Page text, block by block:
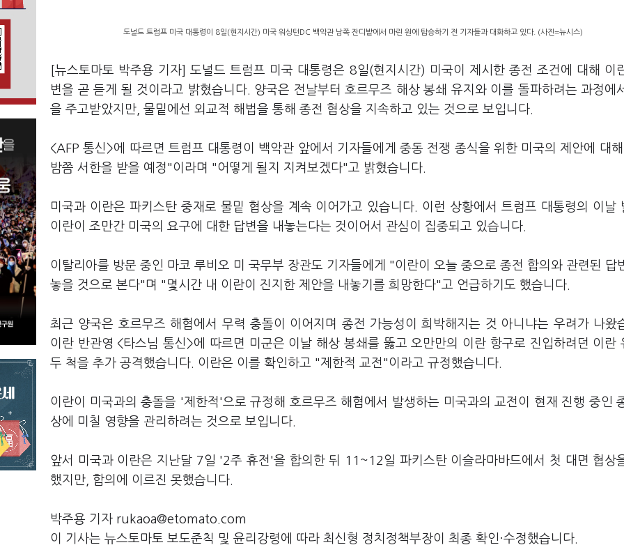
도널드 트럼프 미국 대통령이 8일(현지시간) 미국 워싱턴DC 백악관 남쪽 잔디밭에서 마린 원에 탑승하기 전 기자들과 대화하고 있다. (사진=뉴시스)
[뉴스토마토 박주용 기자] 도널드 트럼프 미국 대통령은 8일(현지시간) 미국이 제시한 종전 조건에 대해 이
변을 곧 듣게 될 것이라고 밝혔습니다. 양국은 전날부터 호르무즈 해상 봉쇄 유지와 이를 돌파하려는 과정에
을 주고받았지만, 물밑에선 외교적 해법을 통해 종전 협상을 지속하고 있는 것으로 보입니다.
<AFP 통신>에 따르면 트럼프 대통령이 백악관 앞에서 기자들에게 중동 전쟁 종식을 위한 미국의 제안에 대
밤쯤 서한을 받을 예정"이라며 "어떻게 될지 지켜보겠다"고 밝혔습니다.
미국과 이란은 파키스탄 중재로 물밑 협상을 계속 이어가고 있습니다. 이런 상황에서 트럼프 대통령의 이날
이란이 조만간 미국의 요구에 대한 답변을 내놓는다는 것이어서 관심이 집중되고 있습니다.
이탈리아를 방문 중인 마코 루비오 미 국무부 장관도 기자들에게 "이란이 오늘 중으로 종전 합의와 관련된 답
놓을 것으로 본다"며 "몇시간 내 이란이 진지한 제안을 내놓기를 희망한다"고 언급하기도 했습니다.
최근 양국은 호르무즈 해협에서 무력 충돌이 이어지며 종전 가능성이 희박해지는 것 아니냐는 우려가 나왔
이란 반관영 <타스님 통신>에 따르면 미군은 이날 해상 봉쇄를 뚫고 오만만의 이란 항구로 진입하려던 이란
두 척을 추가 공격했습니다. 이란은 이를 확인하고 "제한적 교전"이라고 규정했습니다.
이란이 미국과의 충돌을 '제한적'으로 규정해 호르무즈 해협에서 발생하는 미국과의 교전이 현재 진행 중인
상에 미칠 영향을 관리하려는 것으로 보입니다.
앞서 미국과 이란은 지난달 7일 '2주 휴전'을 합의한 뒤 11~12일 파키스탄 이슬라마바드에서 첫 대면 협상
했지만, 합의에 이르진 못했습니다.
박주용 기자 rukaoa@etomato.com
이 기사는 뉴스토마토 보도준칙 및 윤리강령에 따라 최신형 정치정책부장이 최종 확인·수정했습니다.